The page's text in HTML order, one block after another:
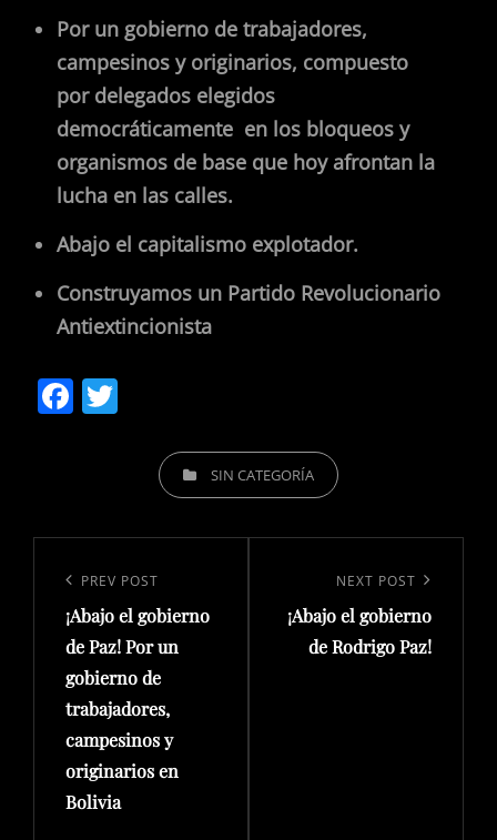
Por un gobierno de trabajadores,
campesinos y originarios, compuesto
por delegados elegidos
democráticamente en los bloqueos y
organismos de base que hoy afrontan la
lucha en las calles.
Abajo el capitalismo explotador.
Construyamos un Partido Revolucionario
Antiextincionista
F
b
o
o
k
CATEGORIESSIN CATEGORÍA
entradas
Previous
Post
PREV POST
¡Abajo el gobierno
de Paz! Por un
gobierno de
trabajadores,
campesinos y
originarios en
Bolivia
Post
NEXT POST
¡Abajo el gobierno
de Rodrigo Paz!